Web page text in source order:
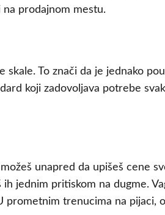
na prodajnom mestu.
To znači da je jednako
koji zadovoljava potrebe
unapred da upišeš cene
jednim pritiskom na dugme.
trenucima na pijaci,